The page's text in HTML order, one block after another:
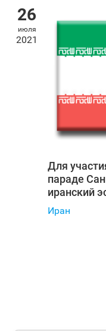
26
июля
2021
Для
параде
иранский
Иран